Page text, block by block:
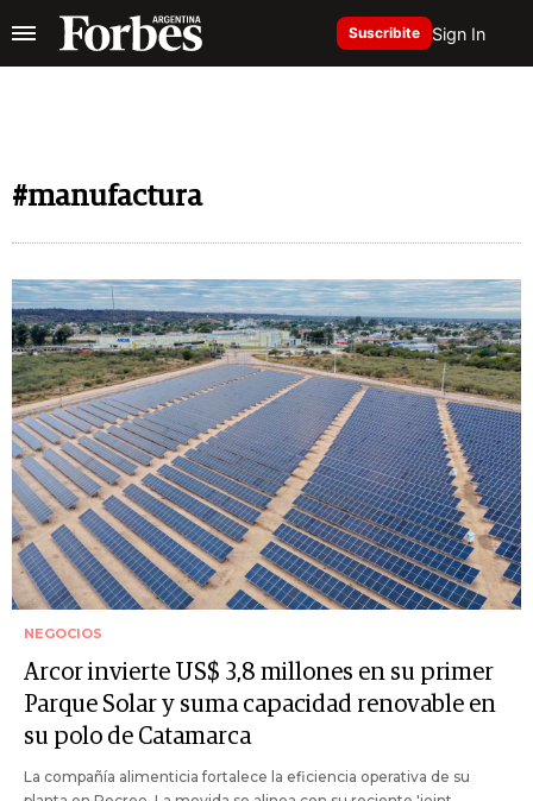
Suscribite Sign In
#manufactura
NEGOCIOS
Arcor invierte US$ 3,8 millones en su primer
Parque Solar y suma capacidad renovable en
su polo de Catamarca
La compañía alimenticia fortalece la eficiencia operativa de su